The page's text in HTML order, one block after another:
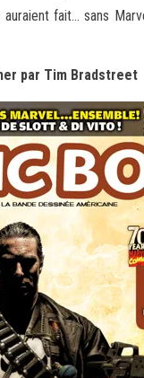
auraient fait… sans
par Tim Bradstreet